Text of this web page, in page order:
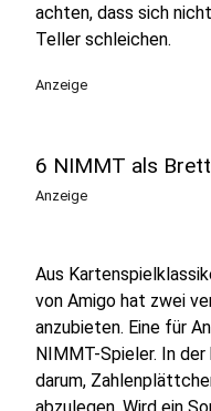
achten, dass sich
Teller schleichen.
Anzeige
6 NIMMT als
Anzeige
Aus
von Amigo hat zwei
anzubieten. Eine für
NIMMT-Spieler. In
darum,